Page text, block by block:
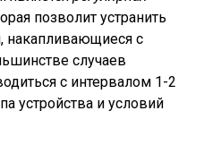
позволит устранить
накапливающиеся с
случаев
с интервалом 1-2
устройства и условий